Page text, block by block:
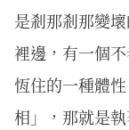
是剎那剎那變
裡邊，有一個
恆住的一種體
相」，那就是